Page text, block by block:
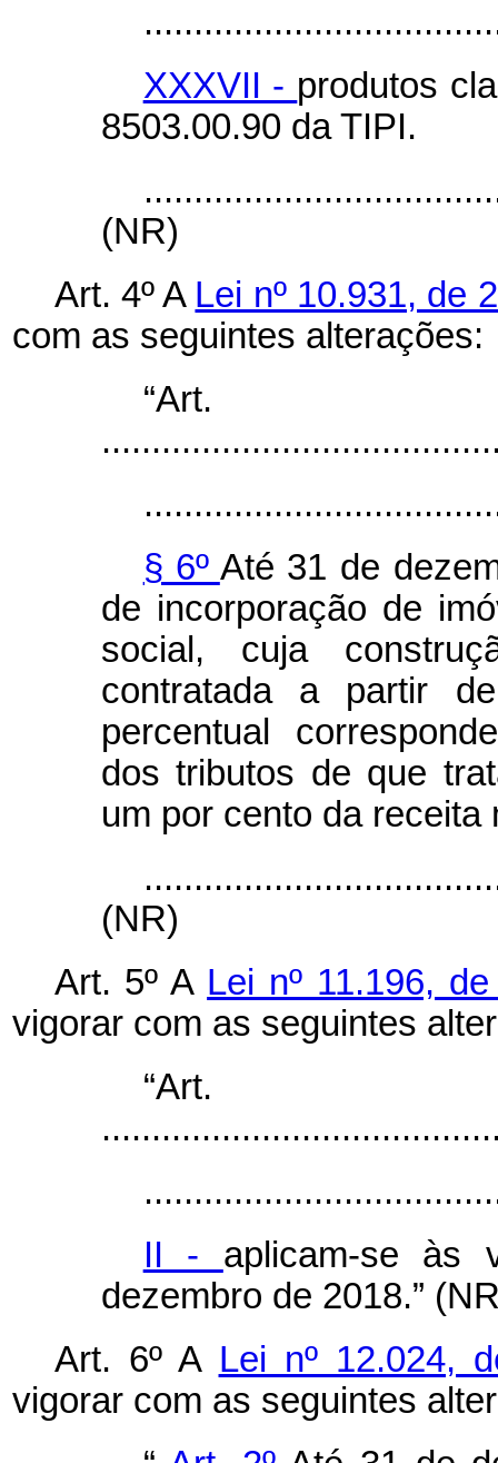
XXXVII - produtos
8503.00.90 da TIPI.
(NR)
Art. 4º A Lei nº 10.931, de
com as seguintes alterações:
§ 6º Até 31 de
de incorporação de
social, cuja
contratada a partir
percentual
dos tributos de que
um por cento da receita
(NR)
Art. 5º A Lei nº 11.196,
vigorar com as seguintes
II - aplicam-se às
dezembro de 2018.”
Art. 6º A Lei nº 12.024,
vigorar com as seguintes